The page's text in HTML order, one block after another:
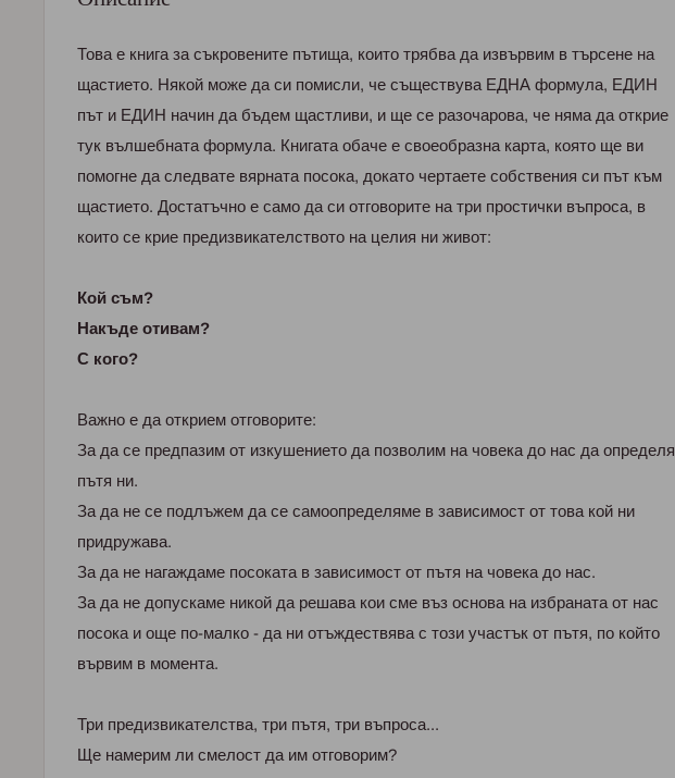
Това е книга за съкровените пътища, които трябва да извървим в търсене на
щастието. Някой може да си помисли, че съществува ЕДНА формула, ЕДИН
път и ЕДИН начин да бъдем щастливи, и ще се разочарова, че няма да открие
тук вълшебната формула. Книгата обаче е своеобразна карта, която ще ви
помогне да следвате вярната посока, докато чертаете собствения си път към
щастието. Достатъчно е само да си отговорите на три простички въпроса, в
които се крие предизвикателството на целия ни живот:
Кой съм?
Накъде отивам?
С кого?
Важно е да открием отговорите:
За да се предпазим от изкушението да позволим на човека до нас да определя
пътя ни.
За да не се подлъжем да се самоопределяме в зависимост от това кой ни
придружава.
За да не нагаждаме посоката в зависимост от пътя на човека до нас.
За да не допускаме никой да решава кои сме въз основа на избраната от нас
посока и още по-малко - да ни отъждествява с този участък от пътя, по който
вървим в момента.
Три предизвикателства, три пътя, три въпроса...
Ще намерим ли смелост да им отговорим?